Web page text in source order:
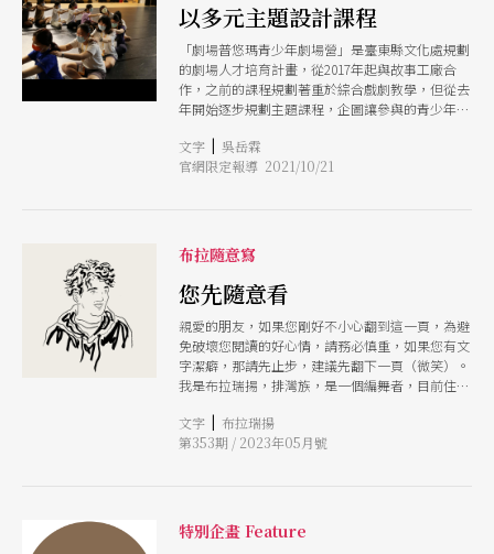
以多元主題設計課程
「劇場普悠瑪青少年劇場營」是臺東縣文化處規劃
的劇場人才培育計畫，從2017年起與故事工廠合
作，之前的課程規劃著重於綜合戲劇教學，但從去
年開始逐步規劃主題課程，企圖讓參與的青少年們
台東的青少年打開踏進劇場創作的第一道門
文字 | 吳岳霖
官網限定報導 2021/10/21
布拉隨意寫
您先隨意看
親愛的朋友，如果您剛好不小心翻到這一頁，為避
免破壞您閱讀的好心情，請務必慎重，如果您有文
字潔癖，那請先止步，建議先翻下一頁（微笑）。
我是布拉瑞揚，排灣族，是一個編舞者，目前住在
拉瑞揚舞團（BDC），我們在這裡生活、創作、分
享著。我會接受《PAR》邀請寫專欄，可能剛好那
還不夠炸腦嗎？！好在獲得《PAR》總編許可，寫
什麼都好，舞團大小事，部落巡演，原住民相關知
文字 | 布拉瑞揚
第353期 / 2023年05月號
特別企畫 Feature